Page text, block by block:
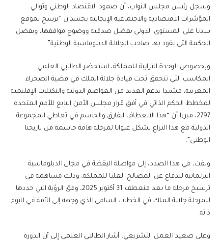
وسجل رئيس مجلس النواب، أن صمود الاقتصاد الوطني وتوالي
المؤشرات الاقتصادية والاجتماعية الإيجابية يجسدان “ترسخ تموقع
بلادنا على المستوى الدولي بفضل صدقية ووضوح مواقفها، وبفضل
الحكمة التي يقود بها صاحب الجلالة الدبلوماسية الوطنية”.
وبخصوص الوحدة الترابية للمملكة، استحضر الطالبي العلمي
المكاسب التي تتحقق تحت قيادة جلالة الملك في قضية الصحراء
المغربية، مشيدا بدعم العديد من العواصم الدولية والتكتلات الإقليمية
لمخطط الحكم الذاتي في أفق قرار مجلس الأمن التابع للأمم المتحدة
2797، مبرزا أن “هذا الانعطاف الفارق والحاسم في تعاطي المجموعة
الدولية مع هذا النزاع يشكل عنوانا لمرحلة هامة حاسمة من تاريخنا
الوطني”.
ولفت، في هذا الصدد، إلى مواصلة اليقظة في مجال الدبلوماسية
البرلمانية للدفاع عن المصالح العليا للمملكة، وذلك مساهمة في
ترسيخ مرحلة ما بعد منعطف 31 أكتوبر 2025، وفق الرؤية التي حددها
للمرحلة جلالة الملك في الخطاب السامي الذي وجهه إلى الأمة في اليوم
ذاته.
وعلى صعيد العمل التشريعي، أشار الطالبي العلمي إلى أن الدورة